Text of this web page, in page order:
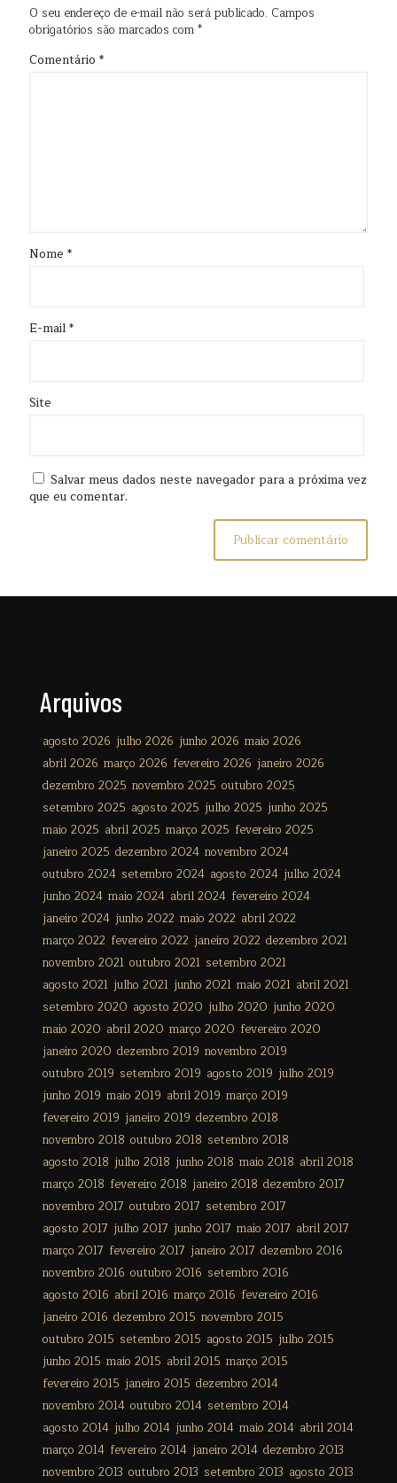
O seu endereço de e-mail não será publicado. Campos
obrigatórios são marcados com*
Comentário *
Nome *
E-mail*
Site
Salvar meus dados neste navegador para a próxima vez
que eu comentar.
Arquivos
agosto 2026 julho 2026 junho 2026 maio 2026
abril 2026 março 2026 fevereiro 2026 janeiro 2026
dezembro 2025 novembro 2025 outubro 2025
setembro 2025 agosto 2025 julho 2025 junho 2025
maio 2025 abril 2025 março 2025 fevereiro 2025
janeiro 2025 dezembro 2024 novembro 2024
outubro 2024 setembro 2024 agosto 2024 julho 2024
junho 2024 maio 2024 abril 2024 fevereiro 2024
janeiro 2024 junho 2022 maio 2022 abril 2022
março 2022 fevereiro 2022 janeiro 2022 dezembro 2021
novembro 2021 outubro 2021 setembro 2021
agosto 2021 julho 2021 junho 2021 maio 2021 abril 2021
setembro 2020 agosto 2020 julho 2020 junho 2020
maio 2020 abril 2020 março 2020 fevereiro 2020
janeiro 2020 dezembro 2019 novembro 2019
outubro 2019 setembro 2019 agosto 2019 julho 2019
junho 2019 maio 2019 abril 2019 março 2019
fevereiro 2019 janeiro 2019 dezembro 2018
novembro 2018 outubro 2018 setembro 2018
agosto 2018 julho 2018 junho 2018 maio 2018 abril 2018
março 2018 fevereiro 2018 janeiro 2018 dezembro 2017
novembro 2017 outubro 2017 setembro 2017
agosto 2017 julho 2017 junho 2017 maio 2017 abril 2017
março 2017 fevereiro 2017 janeiro 2017 dezembro 2016
novembro 2016 outubro 2016 setembro 2016
agosto 2016 abril 2016 março 2016 fevereiro 2016
janeiro 2016 dezembro 2015 novembro 2015
outubro 2015 setembro 2015 agosto 2015 julho 2015
junho 2015 maio 2015 abril 2015 março 2015
fevereiro 2015 janeiro 2015 dezembro 2014
novembro 2014 outubro 2014 setembro 2014
agosto 2014 julho 2014 junho 2014 maio 2014 abril 2014
março 2014 fevereiro 2014 janeiro 2014 dezembro 2013
novembro 2013 outubro 2013 setembro 2013 agosto 2013